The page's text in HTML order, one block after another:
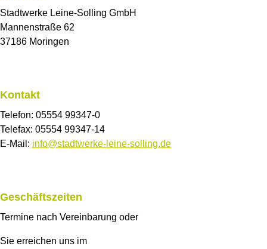
Stadtwerke Leine-Solling GmbH
Mannenstraße 62
37186 Moringen
Kontakt
Telefon: 05554 99347-0
Telefax: 05554 99347-14
E-Mail: info@stadtwerke-leine-solling.de
Geschäftszeiten
Termine nach Vereinbarung oder
Sie erreichen uns im